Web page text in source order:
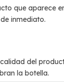
que aparece
inmediato.
del
la botella.